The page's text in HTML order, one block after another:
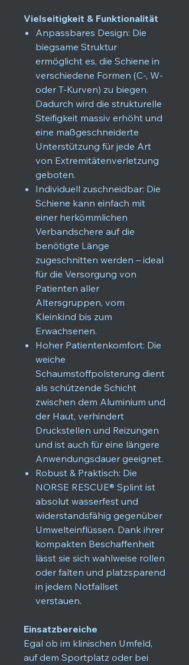
Vielseitigkeit & Funktionalität
Anpassbares Design: Die
biegsame Struktur
ermöglicht es, die Schiene in
verschiedene Formen (C-, W-
oder T-Kurven) zu biegen.
Dadurch wird die strukturelle
Steifigkeit massiv erhöht und
eine maßgeschneiderte
Unterstützung für jede Art
von Extremitätenverletzung
geboten.
Individuell zuschneidbar: Die
Schiene kann einfach mit
einer herkömmlichen
Verbandschere auf die
benötigte Länge
zugeschnitten werden – ideal
für die Versorgung von
Patienten aller
Altersgruppen, vom
Kleinkind bis zum
Erwachsenen.
Hoher Patientenkomfort: Die
weiche
Schaumstoffpolsterung dient
als schützende Schicht
zwischen dem Aluminium und
der Haut, verhindert
Druckstellen und Reizungen
und ist auch für eine längere
Anwendungsdauer geeignet.
Robust & Praktisch: Die
NORSE RESCUE® Splint ist
absolut wasserfest und
widerstandsfähig gegenüber
Umwelteinflüssen. Dank ihrer
kompakten Beschaffenheit
lässt sie sich wahlweise rollen
oder falten und platzsparend
in jedem Notfallset
verstauen.
Einsatzbereiche
Egal ob im klinischen Umfeld,
auf dem Sportplatz oder bei